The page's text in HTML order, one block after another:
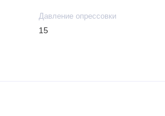
Давление опрессовки
15